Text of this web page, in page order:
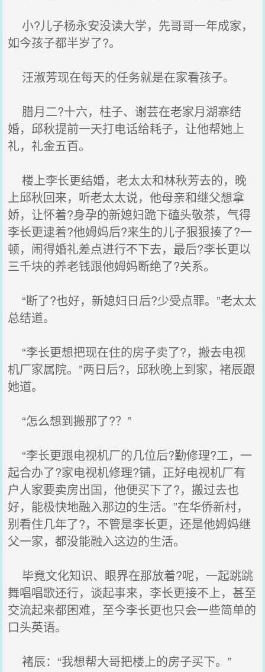
小?儿子杨永安没读大学，先哥哥一年成家，
如今孩子都半岁了?。
汪淑芳现在每天的任务就是在家看孩子。
腊月二?十六，柱子、谢芸在老家月湖寨结
婚，邱秋提前一天打电话给耗子，让他帮她上
礼，礼金五百。
楼上李长更结婚，老太太和林秋芳去的，晚
上邱秋回来，听老太太说，他母亲和继父想拿
娇，让怀着?身孕的新媳妇跪下磕头敬茶，气得
李长更逮着?他姆妈后?来生的儿子狠狠揍了?一
顿，闹得婚礼差点进行不下去，最后?李长更以
三千块的养老钱跟他姆妈断绝了?关系。
“断了?也好，新媳妇日后?少受点罪。”老太太
总结道。
“李长更想把现在住的房子卖了?，搬去电视
机厂家属院。”两日后?，邱秋晚上到家，褚辰跟
她道。
“怎么想到搬那了?？”
“李长更跟电视机厂的几位后?勤修理?工，一
起合办了?家电视机修理?铺，正好电视机厂有
户人家要卖房出国，他便买下了?，搬过去也
好，能极快地融入那边的生活。”在华侨新村，
别看住几年了?，不管是李长更，还是他姆妈继
父一家，都没能融入这边的生活。
毕竟文化知识、眼界在那放着?呢，一起跳跳
舞唱唱歌还行，谈起事来，李长更接不上，甚至
交流起来都困难，至今李长更也只会一些简单的
口头英语。
褚辰：“我想帮大哥把楼上的房子买下。”